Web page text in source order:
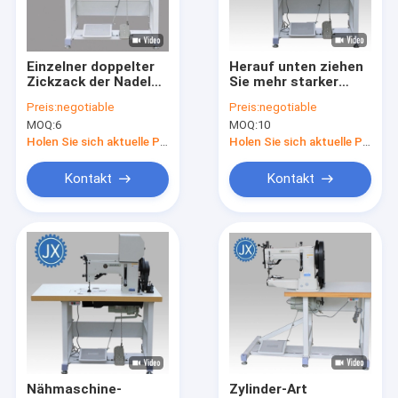
Fabrik-Ausflug
Qualitätskontrolle
Nachrichten
Fälle
FIBC-Massen-Taschen
Industrielle Massentaschen
Chemische Massentaschen
Einzelner doppelter
Zickzack der Nadel
Nähmaschine
dauerhaftes flexibles
204-105
Preis:negotiable
MOQ:6
Holen Sie sich aktuelle Preis
Kontakt
Herauf unten ziehen
Sie mehr starker
Faden-Zickzack-FIBC
großen Shuttle 204-
104 ein
Preis:negotiable
MOQ:10
Holen Sie sich aktuelle Preis
Kontakt
Nähmaschine-
Zylinder-Art